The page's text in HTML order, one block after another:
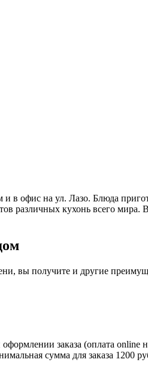
и в офис на ул. Лазо. Блюда
различных кухонь всего
вы получите и другие
заказа (оплата online
сумма для заказа 1200